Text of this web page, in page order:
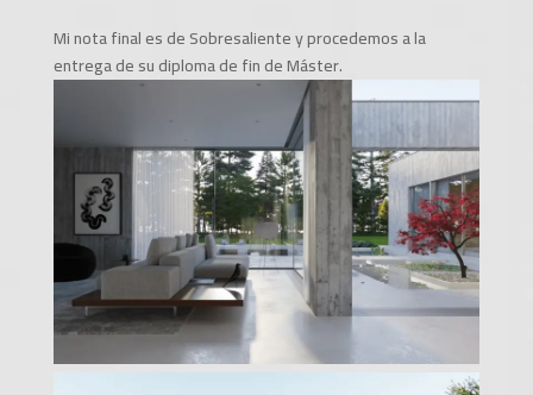
Mi nota final es de Sobresaliente y procedemos a la
entrega de su diploma de fin de Máster.